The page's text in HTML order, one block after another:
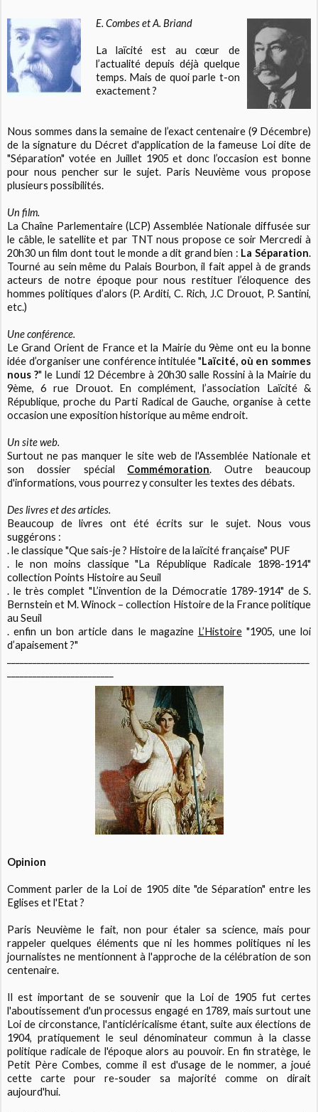
E. Combes et A. Briand
La laïcité est au cœur de
l’actualité depuis déjà quelque
temps. Mais de quoi parle t-on
exactement ?
Nous sommes dans la semaine de l’exact centenaire (9 Décembre)
de la signature du Décret d'application de la fameuse Loi dite de
"Séparation" votée en Juillet 1905 et donc l’occasion est bonne
pour nous pencher sur le sujet. Paris Neuvième vous propose
plusieurs possibilités.
Un film.
La Chaîne Parlementaire (LCP) Assemblée Nationale diffusée sur
le câble, le satellite et par TNT nous propose ce soir Mercredi à
20h30 un film dont tout le monde a dit grand bien : La Séparation.
Tourné au sein même du Palais Bourbon, il fait appel à de grands
acteurs de notre époque pour nous restituer l’éloquence des
hommes politiques d’alors (P. Arditi, C. Rich, J.C Drouot, P. Santini,
etc.)
Une conférence.
Le Grand Orient de France et la Mairie du 9ème ont eu la bonne
idée d’organiser une conférence intitulée "Laïcité, où en sommes
nous ?" le Lundi 12 Décembre à 20h30 salle Rossini à la Mairie du
9ème, 6 rue Drouot. En complément, l’association Laïcité &
République, proche du Parti Radical de Gauche, organise à cette
occasion une exposition historique au même endroit.
Un site web.
Surtout ne pas manquer le site web de l'Assemblée Nationale et
son dossier spécial Commémoration. Outre beaucoup
d'informations, vous pourrez y consulter les textes des débats.
Des livres et des articles.
Beaucoup de livres ont été écrits sur le sujet. Nous vous
suggérons :
. le classique "Que sais-je ? Histoire de la laïcité française" PUF
. le non moins classique "La République Radicale 1898-1914"
collection Points Histoire au Seuil
. le très complet "L’invention de la Démocratie 1789-1914" de S.
Bernstein et M. Winock – collection Histoire de la France politique
au Seuil
. enfin un bon article dans le magazine L’Histoire"1905, une loi
d’apaisement ?"
Opinion
Comment parler de la Loi de 1905 dite "de Séparation" entre les
Eglises et l'Etat ?
Paris Neuvième le fait, non pour étaler sa science, mais pour
rappeler quelques éléments que ni les hommes politiques ni les
journalistes ne mentionnent à l'approche de la célébration de son
centenaire.
Il est important de se souvenir que la Loi de 1905 fut certes
l'aboutissement d'un processus engagé en 1789, mais surtout une
Loi de circonstance, l'anticléricalisme étant, suite aux élections de
1904, pratiquement le seul dénominateur commun à la classe
politique radicale de l'époque alors au pouvoir. En fin stratège, le
Petit Père Combes, comme il est d'usage de le nommer, a joué
cette carte pour re-souder sa majorité comme on dirait
aujourd'hui.